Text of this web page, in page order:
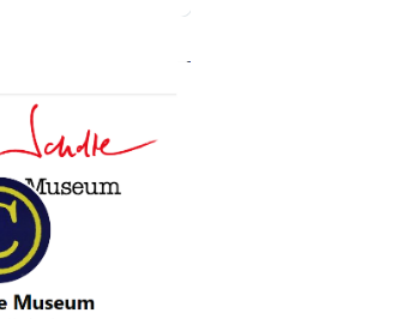
van zijn vrouw trof
in het jaar 1912.